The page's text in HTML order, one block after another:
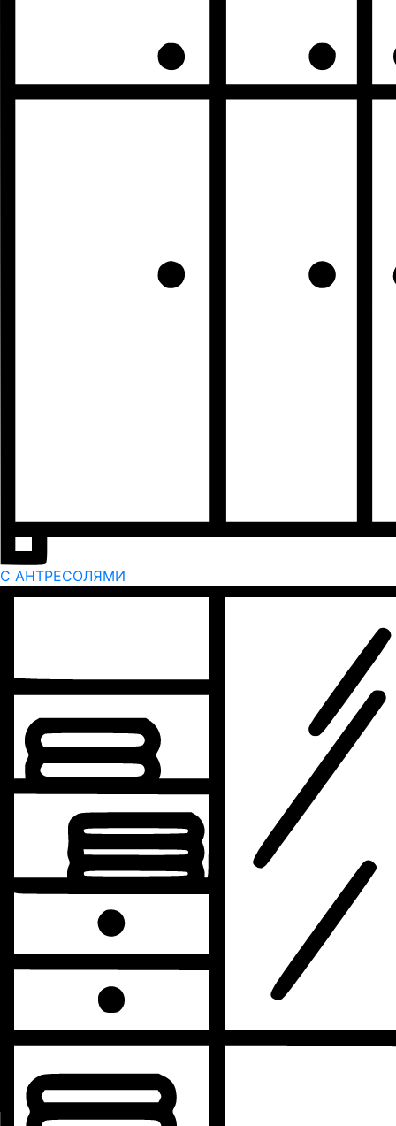
С АНТРЕСОЛЯМИ